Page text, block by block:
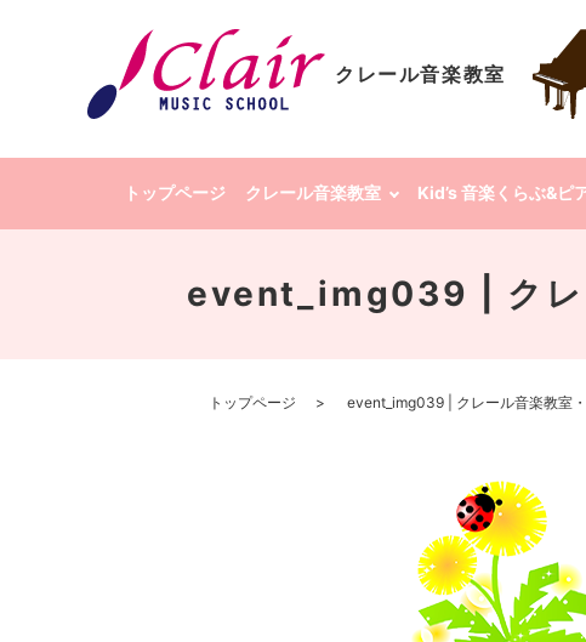
クレール音楽教室
トップページ クレール音楽教室 Kid’s 音楽くらぶ&ピ
event_img039 | クレ
トップページ event_img039 | クレール音楽教室